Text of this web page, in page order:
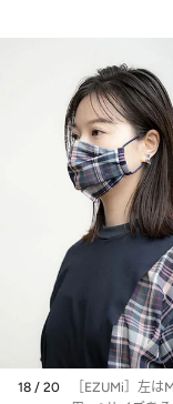
18 / 20
［EZUMi］左